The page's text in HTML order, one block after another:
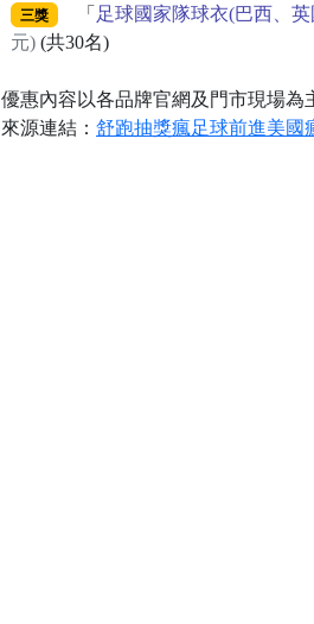
三獎 「 足球國家隊球衣(巴西、
元) (共30名)
優惠內容以各品牌官網及門市現場為
來源連結： 舒跑抽獎瘋足球前進美國